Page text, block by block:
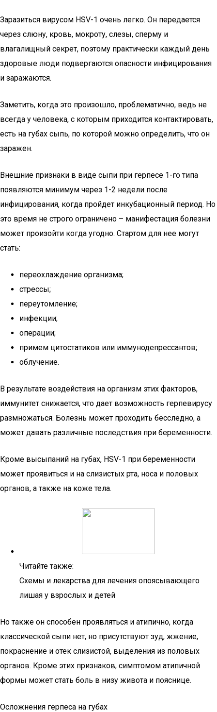
Заразиться вирусом HSV-1 очень легко. Он передается
через слюну, кровь, мокроту, слезы, сперму и
влагалищный секрет, поэтому практически каждый день
здоровые люди подвергаются опасности инфицирования
и заражаются.
Заметить, когда это произошло, проблематично, ведь не
всегда у человека, с которым приходится контактировать,
есть на губах сыпь, по которой можно определить, что он
заражен.
Внешние признаки в виде сыпи при герпесе 1-го типа
появляются минимум через 1-2 недели после
инфицирования, когда пройдет инкубационный период. Но
это время не строго ограничено – манифестация болезни
может произойти когда угодно. Стартом для нее могут
стать:
переохлаждение организма;
стрессы;
переутомление;
инфекции;
операции;
примем цитостатиков или иммунодепрессантов;
облучение.
В результате воздействия на организм этих факторов,
иммунитет снижается, что дает возможность герпевирусу
размножаться. Болезнь может проходить бесследно, а
может давать различные последствия при беременности.
Кроме высыпаний на губах, HSV-1 при беременности
может проявиться и на слизистых рта, носа и половых
органов, а также на коже тела.
Читайте также:
Схемы и лекарства для лечения опоясывающего
лишая у взрослых и детей
Но также он способен проявляться и атипично, когда
классической сыпи нет, но присутствуют зуд, жжение,
покраснение и отек слизистой, выделения из половых
органов. Кроме этих признаков, симптомом атипичной
формы может стать боль в низу живота и пояснице.
Осложнения герпеса на губах